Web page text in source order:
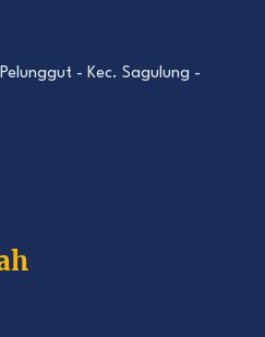
- Kec. Sagulung -